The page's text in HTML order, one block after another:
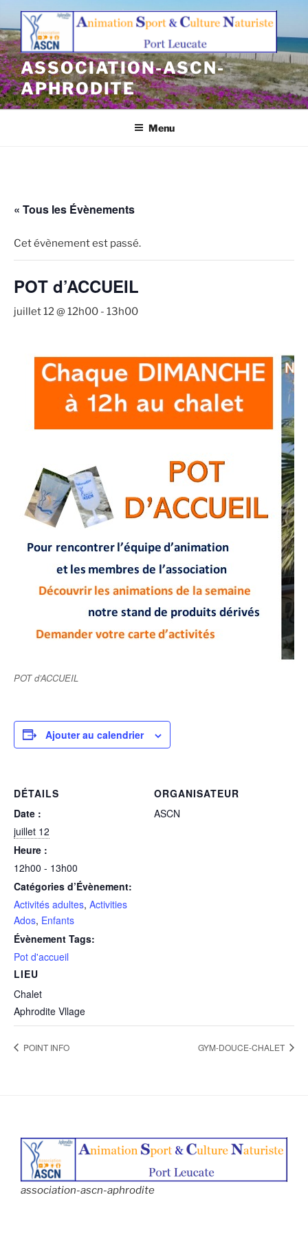
Aller
contenu
principal
ASSOCIATION-ASCN-
APHRODITE
Menu
« Tous les Évènements
Cet évènement est passé.
POT d’ACCUEIL
juillet 12 @ 12h00 - 13h00
POT d’ACCUEIL
Ajouter au calendrier
DÉTAILS
Date :
juillet 12
Heure :
12h00 - 13h00
Catégories d’Évènement:
Activités adultes, Activities
Ados, Enfants
Évènement Tags:
Pot d'accueil
LIEU
Chalet
Aphrodite Vllage
ORGANISATEUR
ASCN
POINT INFO GYM-DOUCE-CHALET
association-ascn-aphrodite